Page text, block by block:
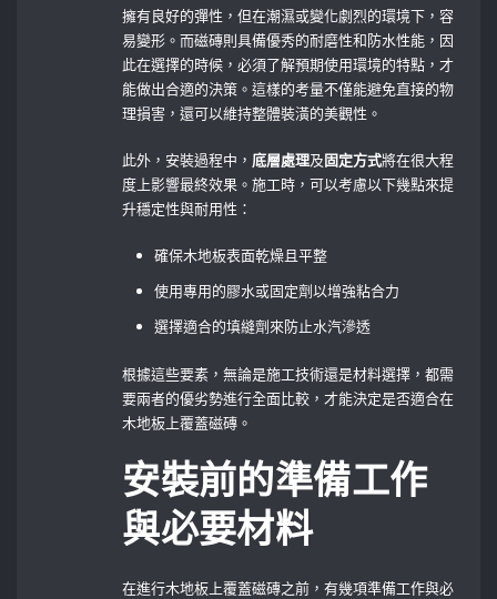
擁有良好的彈性，但在潮濕或變化劇烈的環境下，容
易變形。而磁磚則具備優秀的耐磨性和防水性能，因
此在選擇的時候，必須了解預期使用環境的特點，才
能做出合適的決策。這樣的考量不僅能避免直接的物
理損害，還可以維持整體裝潢的美觀性。
此外，安裝過程中， 底層處理及固定方式將在很大程
度上影響最終效果。施工時，可以考慮以下幾點來提
升穩定性與耐用性：
確保木地板表面乾燥且平整
使用專用的膠水或固定劑以增強粘合力
選擇適合的填縫劑來防止水汽滲透
根據這些要素，無論是施工技術還是材料選擇，都需
要兩者的優劣勢進行全面比較，才能決定是否適合在
木地板上覆蓋磁磚。
安裝前的準備工作
與必要材料
在進行木地板上覆蓋磁磚之前，有幾項準備工作與必